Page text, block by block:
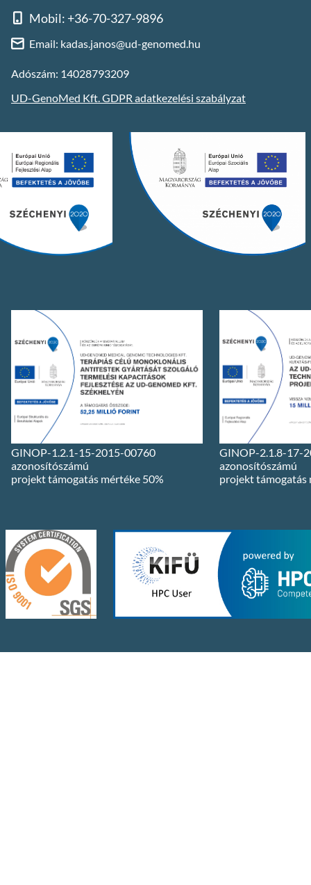
Mobil: +36-70-327-9896
Email: kadas.janos@ud-genomed.hu
Adószám: 14028793209
UD-GenoMed Kft. GDPR adatkezelési szabályzat
GINOP-1.2.1-15-2015-00760
azonosítószámú
projekt támogatás mértéke 50%
GINOP-2.1.8-17-
azonosítószámú
projekt támogatás